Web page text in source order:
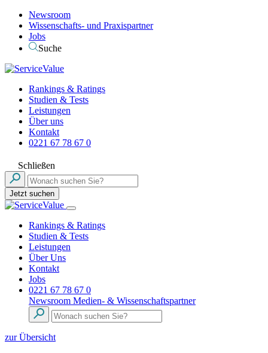
Newsroom
Wissenschafts- und Praxispartner
Jobs
Suche
Rankings & Ratings
Studien & Tests
Leistungen
Über uns
Kontakt
0221 67 78 67 0
Schließen
Jetzt suchen
Rankings & Ratings
Studien & Tests
Leistungen
Über Uns
Kontakt
Jobs
0221 67 78 67 0
Newsroom Medien- & Wissenschaftspartner
zur Übersicht